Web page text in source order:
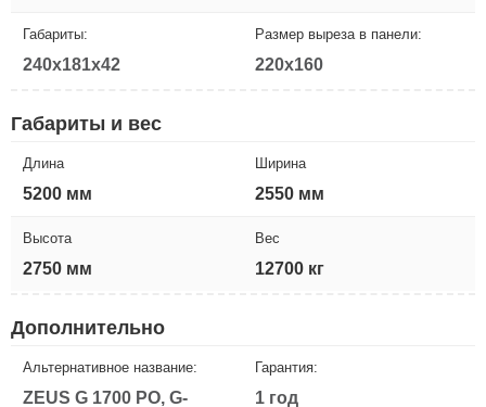
Габариты:
240x181x42
Размер выреза в панели:
220x160
Габариты и вес
Длина
5200 мм
Ширина
2550 мм
Высота
2750 мм
Вес
12700 кг
Дополнительно
Альтернативное название:
ZEUS G 1700 PO, G-
Гарантия:
1 год